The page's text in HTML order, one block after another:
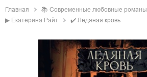
Главная 📚
современные любовные романы
▶ Екатерина Райт ✔️ Ледяная кровь